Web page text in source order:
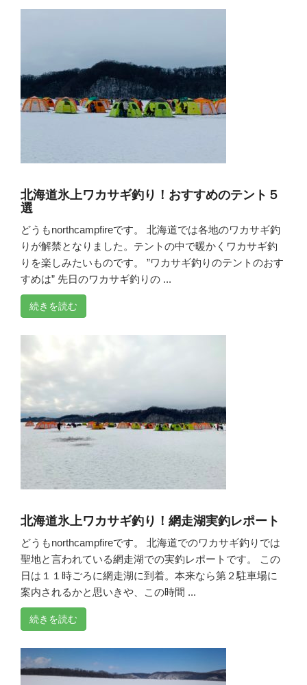
北海道氷上ワカサギ釣り！おすすめのテント５
選
どうもnorthcampfireです。 北海道では各地のワカサギ釣
りが解禁となりました。テントの中で暖かくワカサギ釣
りを楽しみたいものです。 ”ワカサギ釣りのテントのおす
すめは” 先日のワカサギ釣りの ...
続きを読む
北海道氷上ワカサギ釣り！網走湖実釣レポート
どうもnorthcampfireです。 北海道でのワカサギ釣りでは
聖地と言われている網走湖での実釣レポートです。 この
日は１１時ごろに網走湖に到着。本来なら第２駐車場に
案内されるかと思いきや、この時間 ...
続きを読む